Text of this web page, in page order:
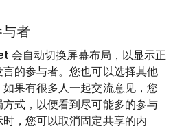
者
会自动切换屏幕布局，以显示正
的参与者。您也可以选择其他
果有很多人一起交流意见，您
式，以便看到尽可能多的参与
，您可以取消固定共享的内